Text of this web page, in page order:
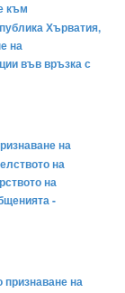
към
Хърватия,
на
във връзка с
на
на
на
-
признаване на